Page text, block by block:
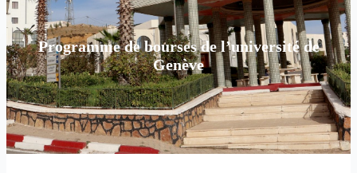
Programme de bourses de l’université de
Genève